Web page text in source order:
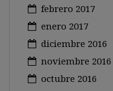
febrero 2017
enero 2017
diciembre 2016
noviembre 2016
octubre 2016